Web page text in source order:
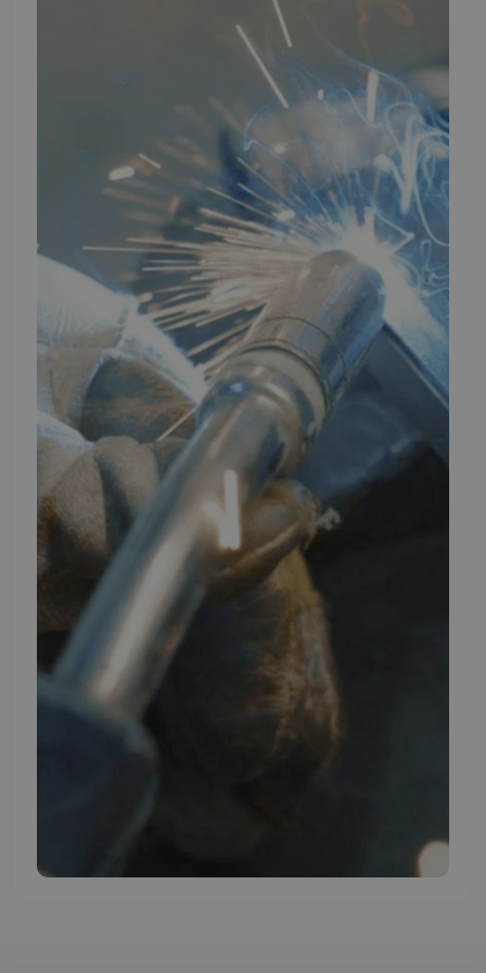
Cookie og Privatlivspolitik
Salgs- og leveringsbetingelser
Vores brands
09:00 - 15:30
Weekend
Lukket
FØLG TMP
Youtube
Instagram
TMP BRAND SHOPS